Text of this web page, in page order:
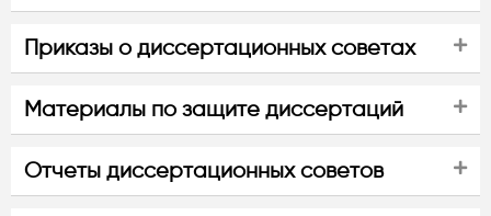
Приказы о диссертационных советах
Материалы по защите диссертаций
Отчеты диссертационных советов